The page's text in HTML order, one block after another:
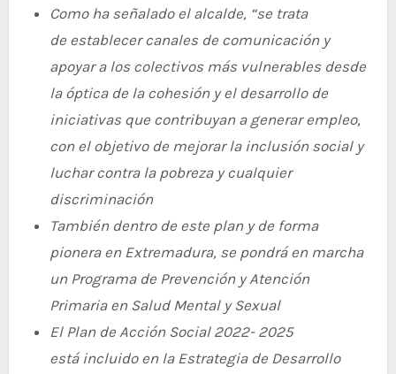
Como ha señalado el alcalde, “se trata
de establecer canales de comunicación y
apoyar a los colectivos más vulnerables desde
la óptica de la cohesión y el desarrollo de
iniciativas que contribuyan a generar empleo,
con el objetivo de mejorar la inclusión social y
luchar contra la pobreza y cualquier
discriminación
También dentro de este plan y de forma
pionera en Extremadura, se pondrá en marcha
un Programa de Prevención y Atención
Primaria en Salud Mental y Sexual
El Plan de Acción Social 2022- 2025
está incluido en la Estrategia de Desarrollo